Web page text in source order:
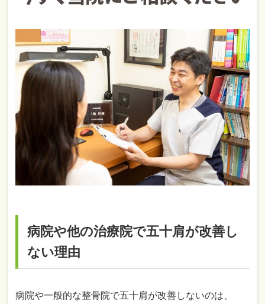
病院や他の治療院で五十肩が改善し
ない理由
病院や一般的な整骨院で五十肩が改善しないのは、